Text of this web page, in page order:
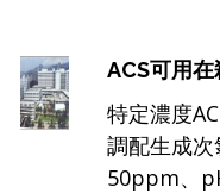
ACS可用
特定濃度
調配生成
50ppm、